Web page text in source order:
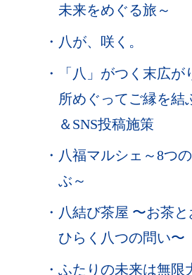
未来をめぐる旅～
・ 八が、咲く。
・
「八」がつく末広
所めぐってご縁を結
＆SNS投稿施策
・ 八福マルシェ～8つ
ぶ～
・ 八結び茶屋 〜お茶
ひらく八つの問い〜
・ ふたりの未来は無限